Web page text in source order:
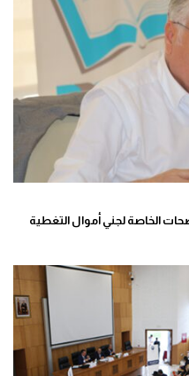
الخاصة لجني أموال التغطية